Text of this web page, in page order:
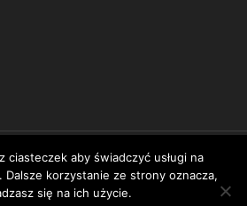
zmiana numerów telefonów
Polityka prywatności
RODO
Klauzula informacyjna
ciasteczek aby świadczyć usługi na
Dalsze korzystanie ze strony oznacza,
się na ich użycie.